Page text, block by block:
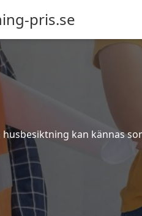
pris.se
kan kännas